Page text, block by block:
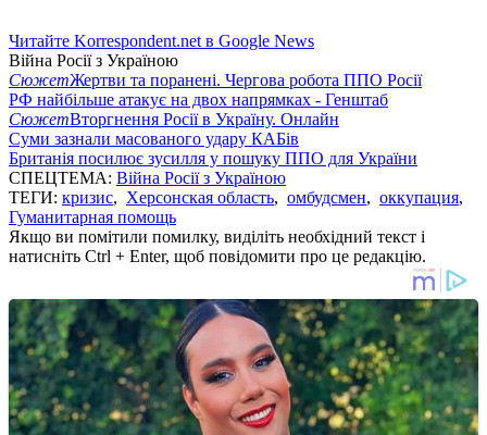
Читайте Korrespondent.net в Google News
Війна Росії з Україною
СюжетЖертви та поранені. Чергова робота ППО Росії
РФ найбільше атакує на двох напрямках - Генштаб
СюжетВторгнення Росії в Україну. Онлайн
Суми зазнали масованого удару КАБів
Британія посилює зусилля у пошуку ППО для України
СПЕЦТЕМА: Війна Росії з Україною
ТЕГИ: кризис, Херсонская область, омбудсмен, оккупация,
Гуманитарная помощь
Якщо ви помітили помилку, виділіть необхідний текст і
натисніть Ctrl + Enter, щоб повідомити про це редакцію.